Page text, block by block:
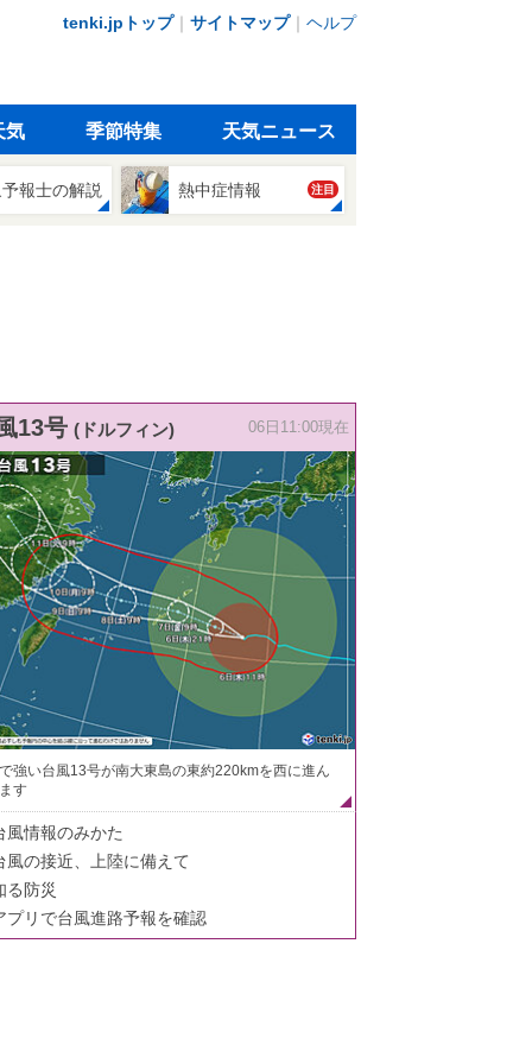
tenki.jpトップ｜ サイトマップ｜ ヘルプ
気 季節特集 天気ニュース
報士の解説 熱中症情報 注目
13号 (ドルフィン) 06日11:00現在
強い台風13号が南大東島の東約220kmを西に進ん
す
風情報のみかた
風の接近、上陸に備えて
る防災
プリで台風進路予報を確認